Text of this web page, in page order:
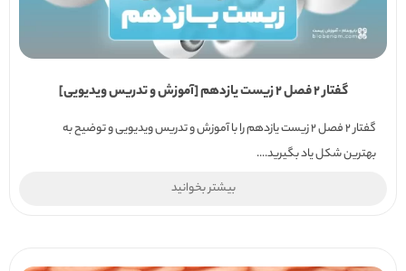
گفتار 2 فصل 2 زیست یازدهم [آموزش و تدریس ویدیویی]
گفتار 2 فصل 2 زیست یازدهم را با آموزش و تدریس ویدیویی و توضیح به
بهترین شکل یاد بگیرید....
بیشتر بخوانید